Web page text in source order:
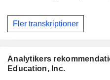
Fler transkriptioner
Analytikers
Education, Inc.